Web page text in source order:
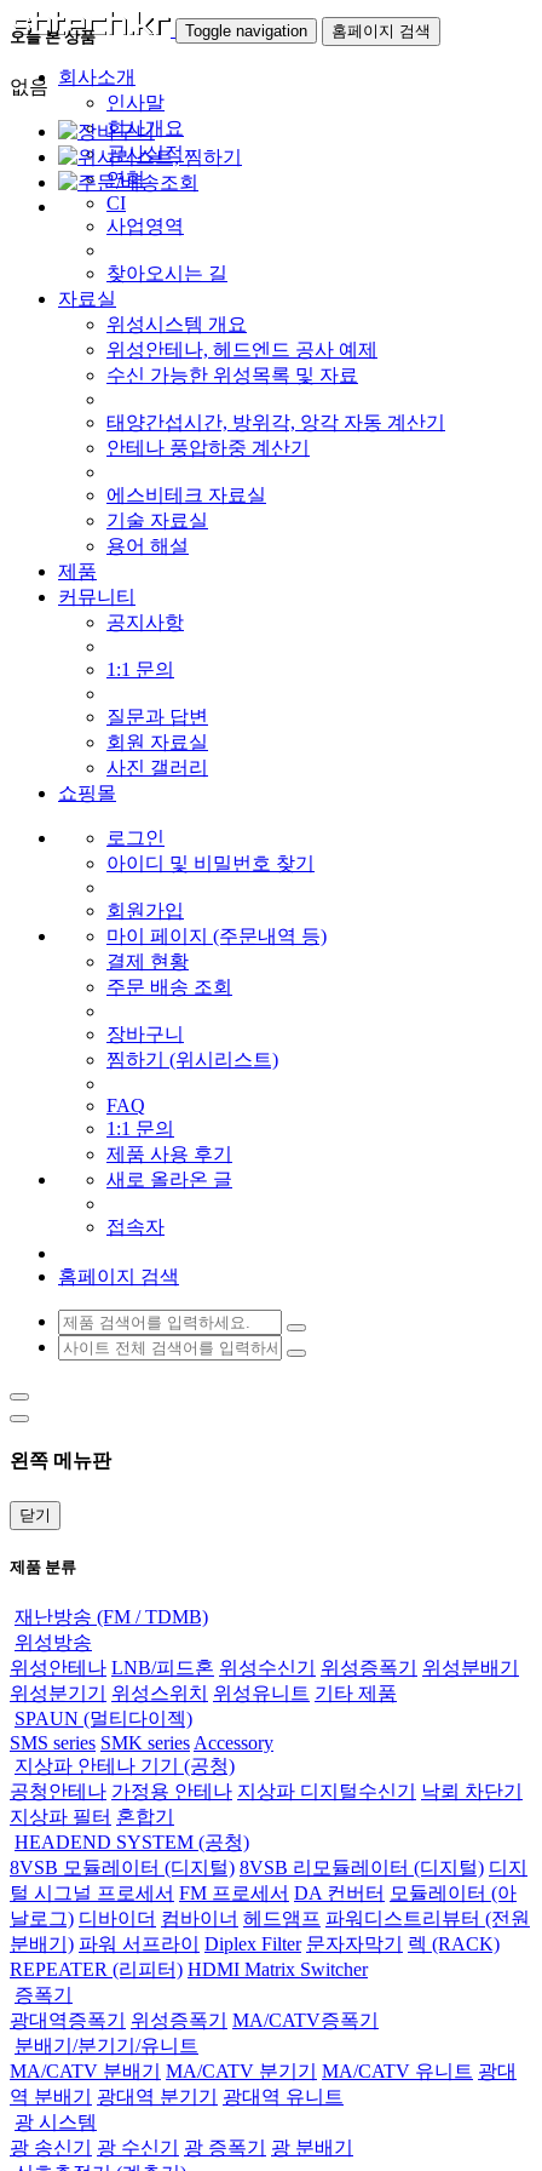
Toggle navigation 홈페이지 검색
회사소개
인사말
회사개요
공사실적
연혁
CI
사업영역
찾아오시는 길
자료실
위성시스템 개요
위성안테나, 헤드엔드 공사 예제
수신 가능한 위성목록 및 자료
태양간섭시간, 방위각, 앙각 자동 계산기
안테나 풍압하중 계산기
에스비테크 자료실
기술 자료실
용어 해설
제품
커뮤니티
공지사항
1:1 문의
질문과 답변
회원 자료실
사진 갤러리
쇼핑몰
로그인
아이디 및 비밀번호 찾기
회원가입
마이 페이지 (주문내역 등)
결제 현황
주문 배송 조회
장바구니
찜하기 (위시리스트)
FAQ
1:1 문의
제품 사용 후기
새로 올라온 글
접속자
홈페이지 검색
왼쪽 메뉴판
닫기
제품 분류
재난방송 (FM / TDMB)
위성방송
위성안테나 LNB/피드혼 위성수신기 위성증폭기
위성분배기
위성분기기
위성스위치 위성유니트 기타 제품
SPAUN (멀티다이젝)
SMS series SMK series Accessory
지상파 안테나 기기 (공청)
공청안테나 가정용 안테나 지상파 디지털수신기
낙뢰 차단기
지상파 필터 혼합기
HEADEND SYSTEM (공청)
8VSB 모듈레이터 (디지털) 8VSB 리모듈레이터 (디지털) 디지
털 시그널 프로세서 FM 프로세서 DA 컨버터 모듈레이터 (아
날로그) 디바이더 컴바이너 헤드앰프 파워디스트리뷰터 (전원
분배기) 파워 서프라이 Diplex Filter 문자자막기
렉 (RACK)
REPEATER (리피터) HDMI Matrix Switcher
증폭기
광대역증폭기
위성증폭기
MA/CATV증폭기
분배기/분기기/유니트
MA/CATV 분배기
MA/CATV 분기기 MA/CATV 유니트 광대
역 분배기
광대역 분기기
광대역 유니트
광 시스템
광 송신기
광 수신기 광 증폭기
광 분배기
오늘 본 상품
없음